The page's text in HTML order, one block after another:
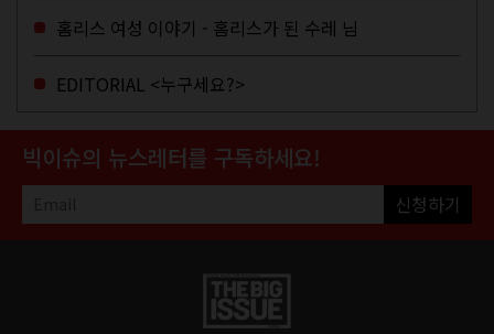
고, 저 오늘이 마지막이에요, 이렇게 인사
를 하고 가셨던...
홈리스 여성 이야기 - 홈리스가 된 수레 님
EDITORIAL <누구세요?>
빅이슈의 뉴스레터를 구독하세요!
신청하기